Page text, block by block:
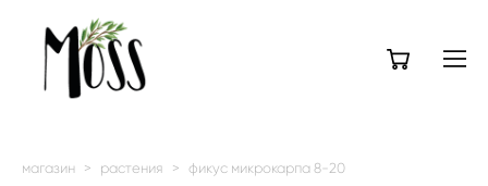
магазин > растения > фикус микрокарпа 8-20